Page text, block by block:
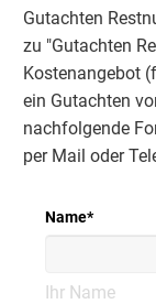
Gutachten
zu "Gutachten
Kostenangebot
ein Gutachten
nachfolgende
per Mail oder
Name*
Ihr Name